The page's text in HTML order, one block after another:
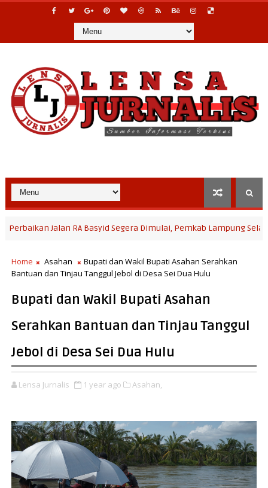
Jalan RA Basyid Segera Dimulai, Pemkab Lampung Selatan
Home Asahan
Bupati dan Wakil Bupati Asahan Serahkan
Bantuan dan Tinjau Tanggul Jebol di Desa Sei Dua Hulu
Bupati dan Wakil Bupati Asahan
Serahkan Bantuan dan Tinjau Tanggul
Jebol di Desa Sei Dua Hulu
Lensa Jurnalis 1 year ago Asahan,